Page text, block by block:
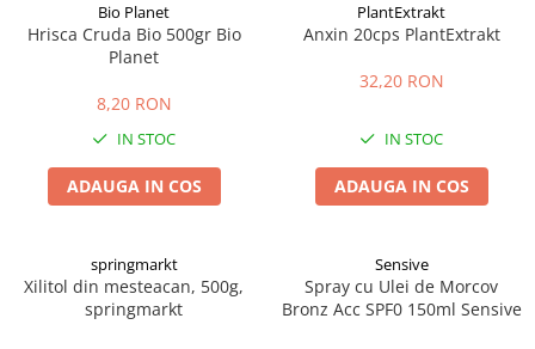
Bio Planet
Hrisca Cruda Bio 500gr Bio
Planet
8,20 RON
IN STOC
ADAUGA IN COS
PlantExtrakt
Anxin 20cps PlantExtrakt
32,20 RON
IN STOC
ADAUGA IN COS
springmarkt
Xilitol din mesteacan, 500g,
springmarkt
Sensive
Spray cu Ulei de Morcov
Bronz Acc SPF0 150ml Sensive